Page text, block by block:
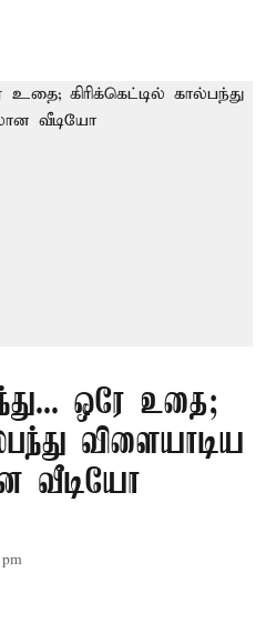
ஒரே உதை;
விளையாடிய
வீடியோ